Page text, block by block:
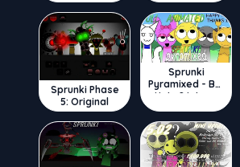
Sprunki Phase
5: Original
Sprunki
Pyramixed - But
Upin & Ipin oc